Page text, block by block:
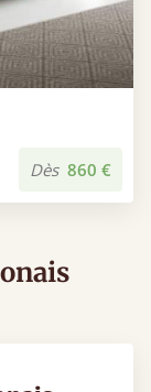
Dès 860 €